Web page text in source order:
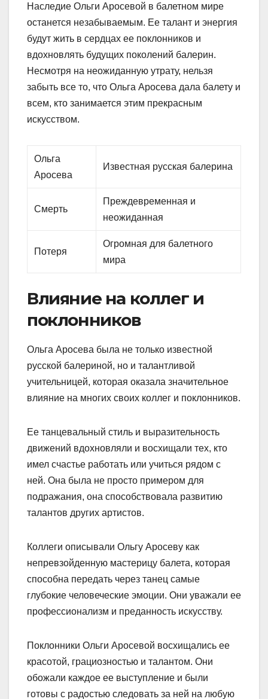
Наследие Ольги Аросевой в балетном мире
останется незабываемым. Ее талант и энергия
будут жить в сердцах ее поклонников и
вдохновлять будущих поколений балерин.
Несмотря на неожиданную утрату, нельзя
забыть все то, что Ольга Аросева дала балету и
всем, кто занимается этим прекрасным
искусством.
Ольга
Аросева
Известная русская балерина
Смерть
Преждевременная и
неожиданная
Потеря
Огромная для балетного
мира
Влияние на коллег и
поклонников
Ольга Аросева была не только известной
русской балериной, но и талантливой
учительницей, которая оказала значительное
влияние на многих своих коллег и поклонников.
Ее танцевальный стиль и выразительность
движений вдохновляли и восхищали тех, кто
имел счастье работать или учиться рядом с
ней. Она была не просто примером для
подражания, она способствовала развитию
талантов других артистов.
Коллеги описывали Ольгу Аросеву как
непревзойденную мастерицу балета, которая
способна передать через танец самые
глубокие человеческие эмоции. Они уважали ее
профессионализм и преданность искусству.
Поклонники Ольги Аросевой восхищались ее
красотой, грациозностью и талантом. Они
обожали каждое ее выступление и были
готовы с радостью следовать за ней на любую